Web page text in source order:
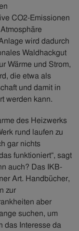
CO2-Emissionen
wird dadurch
Waldhackgut
Wärme und Strom,
die etwa als
und damit in
werden kann.
des Heizwerks
rund laufen zu
gar nichts
funktioniert“, sagt
auch? Das IKB-
Art. Handbücher,
zur
aber
suchen, um
das Interesse da